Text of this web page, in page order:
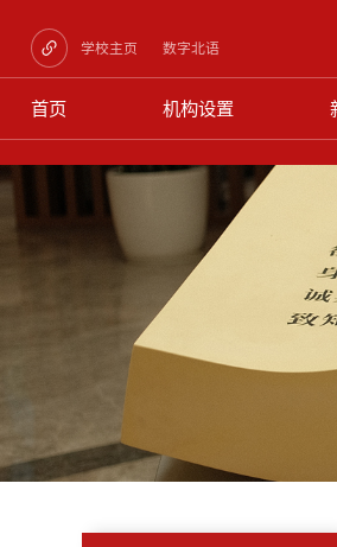
学校主页 数字北语
首页 机构设置